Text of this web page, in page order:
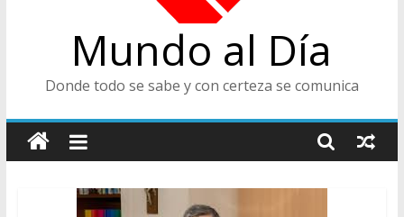
Mundo al Día
Donde todo se sabe y con certeza se comunica